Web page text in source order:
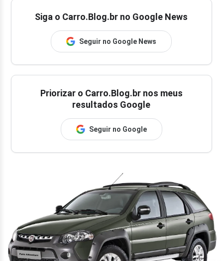
Siga o Carro.Blog.br no Google News
Seguir no Google News
Priorizar o Carro.Blog.br nos meus
resultados Google
Seguir no Google